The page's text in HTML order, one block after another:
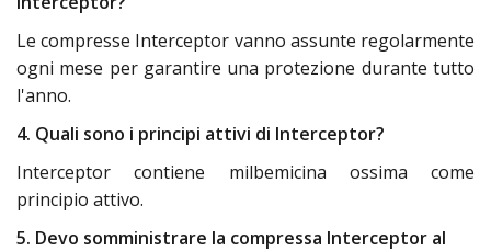
Le compresse Interceptor vanno assunte regolarmente
ogni mese per garantire una protezione durante tutto
l'anno.
4. Quali sono i principi attivi di Interceptor?
Interceptor contiene milbemicina ossima come
principio attivo.
5. Devo somministrare la compressa Interceptor al